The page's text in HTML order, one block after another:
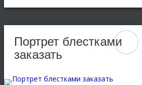
Портрет блестками
заказать